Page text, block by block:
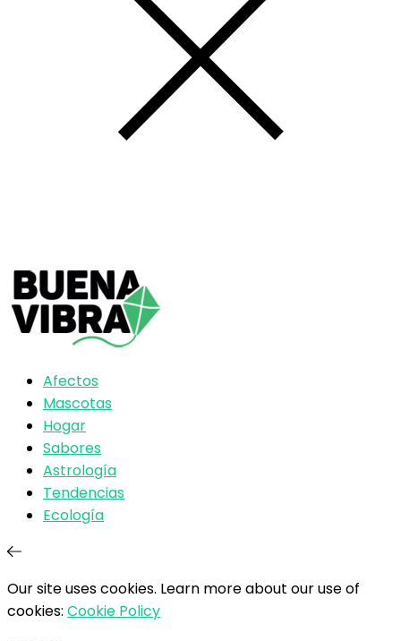
Afectos
Mascotas
Hogar
Sabores
Astrología
Tendencias
Ecología
Our site uses cookies. Learn more about our use of
cookies: Cookie Policy